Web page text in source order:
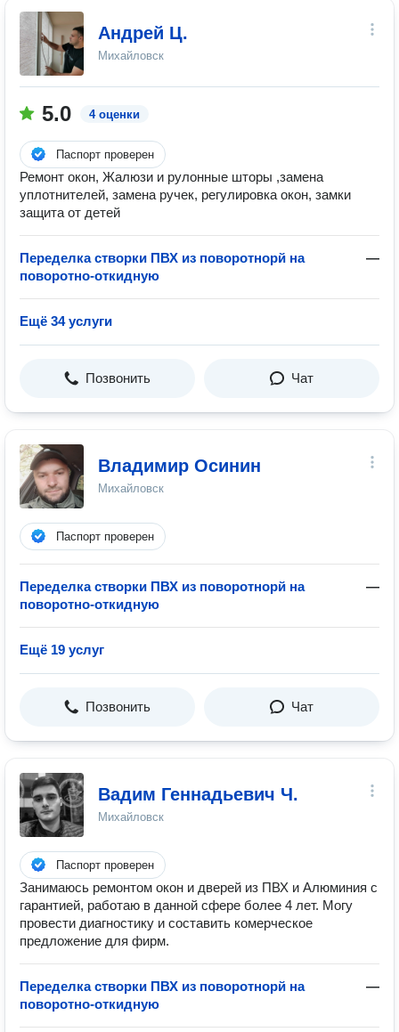
Андрей Ц.
Михайловск
5.0 4 оценки
Паспорт проверен
Ремонт окон, Жалюзи и рулонные шторы ,замена
уплотнителей, замена ручек, регулировка окон, замки
защита от детей
Переделка створки ПВХ из поворотнорй на
поворотно-откидную
—
Ещё 34 услуги
Позвонить Чат
Владимир Осинин
Михайловск
Паспорт проверен
Переделка створки ПВХ из поворотнорй на
поворотно-откидную
—
Ещё 19 услуг
Позвонить Чат
Вадим Геннадьевич Ч.
Михайловск
Паспорт проверен
Занимаюсь ремонтом окон и дверей из ПВХ и Алюминия с
гарантией, работаю в данной сфере более 4 лет. Могу
провести диагностику и составить комерческое
предложение для фирм.
Переделка створки ПВХ из поворотнорй на
поворотно-откидную
—